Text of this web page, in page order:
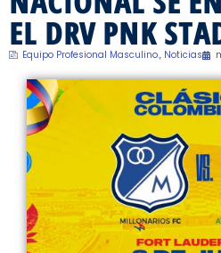
EL DRV PNK
Equipo Profesional Masculino., Noticias